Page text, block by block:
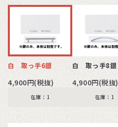
白 取っ手6銀
4,900円(税抜)
在庫：1
白 取っ手8銀
4,900円(税抜)
在庫：1